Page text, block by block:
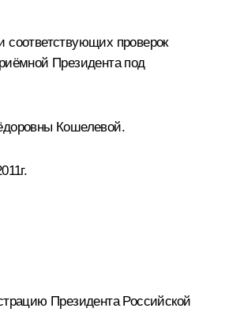
соответствующих проверок
Президента под
Кошелевой.
Президента Российской